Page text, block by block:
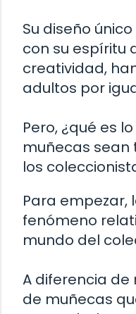
Su diseño
con su espíritu
creatividad,
adultos por
Pero, ¿qué es
muñecas sean
los
Para empezar,
fenómeno
mundo del
A diferencia
de muñecas